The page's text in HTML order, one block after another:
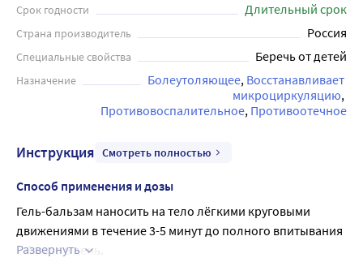
Бальзам-гель также помогает смягчить кожу,
предотвращает возникновение раздражений и прочих
проблем, связанных с интенсивными тренировками и
физическими нагрузками. Приятная текстура и легкий
запах бальзам-геля не оставит равнодушной даже самую
требовательную аудиторию. Этот продукт идеально
также в любые другие моменты, когда требуется
"Спортивный" Валентины Дикули 100 мл - оптимальное
решение для всех, кто заботится о своем здоровье и
форме. Его польза для организма не останется
незамеченной, а результаты от использования продукта
Срок годности Длительный срок
Страна производитель Россия
Специальные свойства Беречь от детей
Назначение Болеутоляющее Восстанавливает
микроциркуляцию
Противовоспалительное Противоотечное
Инструкция Смотреть полностью
Способ применения и дозы
Гель-бальзам наносить на тело лёгкими круговыми
движениями в течение 3-5 минут до полного впитывания
2-3 раза в день.
Развернуть